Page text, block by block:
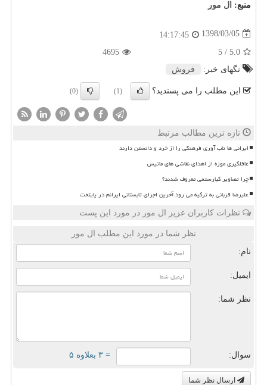
منبع: ال مور
1398/03/05
14:17:45
5.0
/ 5
4695
تگهای خبر:
فروش
این مطلب را می پسندید؟ (1)
(0)
تازه ترین مطالب مرتبط
ایرانی ها تاب آوری فرهنگی را از خرد و دانستن دارند
غافلگیری موزه از اهدای نقاشی های ماتیس
چرا تصاویر کیارستمی معروف شدند؟
علیرضا قربانی به ترکیه می رود آخرین اجرای تابستانی ایرانم در پایتخت
نظرات کاربران عزیز ال مور در مورد این پست
نظر شما در مورد این مطلب ال مور
نام:
ایمیل:
نظر شما:
سوال: = ۳ بعلاوه ۵
ارسال نظر شما